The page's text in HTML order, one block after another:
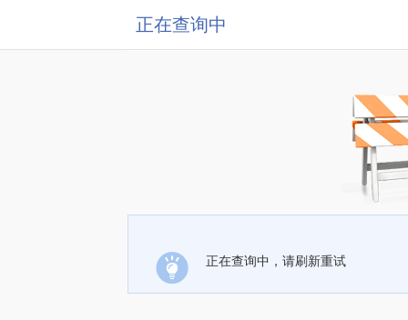
正在查询中
正在查询中，请刷新重试